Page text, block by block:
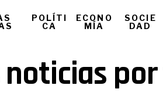
POLÍTI
CA
ECONO
MÍA
SOCIE
DAD